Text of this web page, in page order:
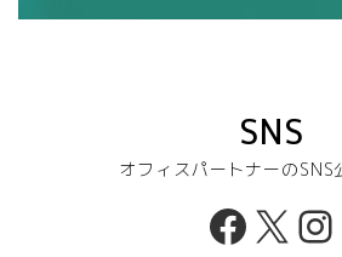
SNS
オフィスパートナーのSNS
X